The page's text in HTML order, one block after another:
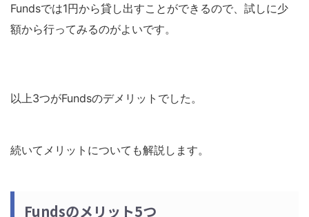
Fundsでは1円から貸し出すことができるので、試しに少
額から行ってみるのがよいです。
以上3つがFundsのデメリットでした。
続いてメリットについても解説します。
Fundsのメリット5つ